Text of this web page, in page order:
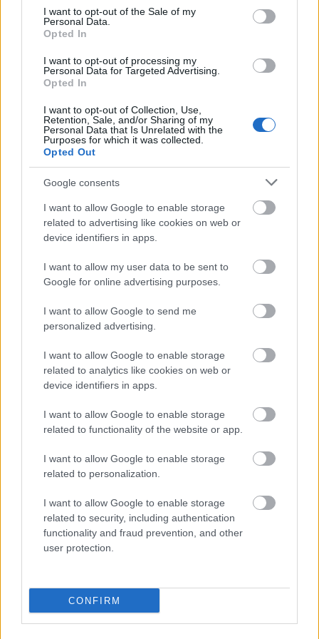
consent section.
I want to opt-out of the Sale of my
Personal Data.
Opted In
I want to opt-out of processing my
Personal Data for Targeted Advertising.
Opted In
I want to opt-out of Collection, Use,
Retention, Sale, and/or Sharing of my
Personal Data that Is Unrelated with the
Purposes for which it was collected.
Opted Out
Google consents
I want to allow Google to enable storage
related to advertising like cookies on web or
device identifiers in apps.
I want to allow my user data to be sent to
Google for online advertising purposes.
I want to allow Google to send me
personalized advertising.
I want to allow Google to enable storage
related to analytics like cookies on web or
device identifiers in apps.
I want to allow Google to enable storage
related to functionality of the website or app.
I want to allow Google to enable storage
related to personalization.
I want to allow Google to enable storage
related to security, including authentication
functionality and fraud prevention, and other
user protection.
CONFIRM
bevallott önkormányzati elvárás az ellenőrzések
kifejezett céljaként tehát azoknak a megfélemlítését
jelöli meg, akiket „nem odavalónak” ítél a
városvezetés. Ha ezek a mondatok nem lettek volna
elég meggyőzőek az ellenőrzések valós célját
illetően, az önkormányzat további lépései
megerősítették a mélyszegény, főleg roma lakosok
szisztematikusan felépített, megfélemlítő
kiszorítását a városból. 2014 tavaszán ugyanis a
miskolci önkormányzat elfogadta azt a hírhedtté vált
rendelet-módosítást, amelyet a helyi média a régóta
várt telepfelszámolási programként igyekezett
beállítani, de valójában a már megkezdett, a helyi
romákat zaklató, Miskolcról való kiűzésüket célzó,
soron következő hatalmi lépés volt. Erre utalt a
rendelet nyilvánvalóan diszkriminatív kitétele is,
amely csak az alacsony komfortfokozatú szociális
bérlakásokból kiköltözőket kötelezte a város
jobb státuszú elköltözőktől nem követelte meg
ugyanezt a feltételt. A lakásrendelet módosításával
egyik szegénynegyedéből a kilakoltatások. A
rendelet-módosítás és a kilakoltatási gyakorlat ellen
a TASZ újabb panaszt nyújtott be az alapjogi
Ezeknek az összevont indítványoknak kivizsgálása
utánszületett meg tehát az a Jelentés, amelyben az
ombudsman súlyos mondatokkal ítéli el a
megfélemlítő, a totális állami berendezkedésekre
jellemző hatósági razziákat. Az indítványban foglalt
alapjogi sérelmeket a jelentés egytől egyig
megállapítja, így a tisztességes eljáráshoz, a
jogbiztonsághoz, a magánszférához, az emberi
méltósághoz való jog, és az egyenlő bánásmód
mind terjedelmében, mind mélységében,
hangvételében kiemelkedik a jelentések sorából,
hiszen nem gyakran olvasni olyan egyértelmű